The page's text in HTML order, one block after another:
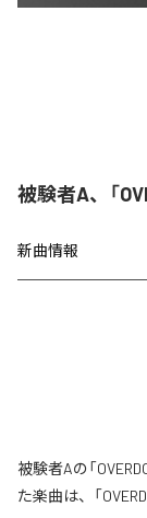
被験者A、「
新曲情報
被験者Aの「
た楽曲は、「